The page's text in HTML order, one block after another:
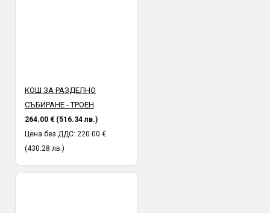
КОШ ЗА РАЗДЕЛНО
СЪБИРАНЕ - ТРОЕН
264.00 € (516.34 лв.)
Цена без ДДС: 220.00 €
(430.28 лв.)